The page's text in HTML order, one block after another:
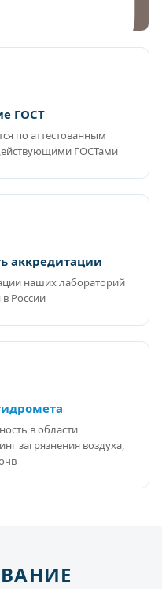
ГОСТ
по аттестованным
ГОСТами
аккредитации
наших лабораторий
России
в области
загрязнения воздуха,